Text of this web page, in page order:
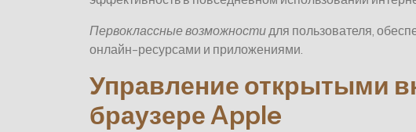
Первоклассные возможностидля пользователя,
онлайн-ресурсами и приложениями.
Управление открытыми
браузере Apple